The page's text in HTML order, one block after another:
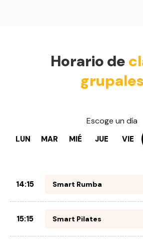
Horario de
grupales
Escoge un día
LUN MAR MIÉ JUE VIE
14:15 Smart Rumba
15:15 Smart Pilates